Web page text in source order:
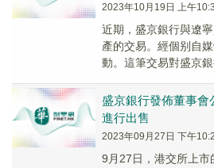
2023年10月19日 上午
近期，盛京銀行與遼
產的交易。經個别自
動。這筆交易對盛京
盛京銀行發佈董事會
進行出售
2023年09月27日 下午
9月27日，港交所上市